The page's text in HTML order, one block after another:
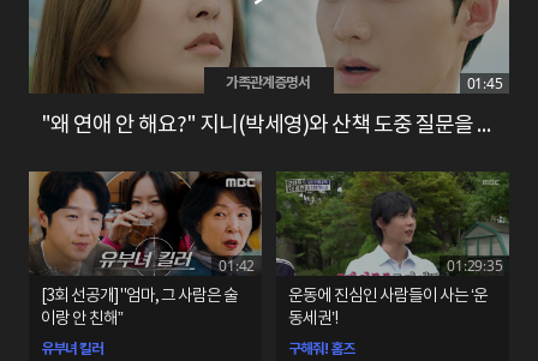
가족관계증명서 01:45
"왜 연애 안 해요?" 지니(박세영)와 산책 도중 질문을 던지는 지후(성이언)
01:42
[3회 선공개] "엄마, 그 사람은 술
이랑 안 친해”
유부녀 킬러
01:29:35
운동에 진심인 사람들이 사는 ‘운
동세권’!
구해줘! 홈즈